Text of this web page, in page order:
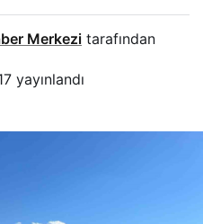
Merkezi tarafından
yayınlandı